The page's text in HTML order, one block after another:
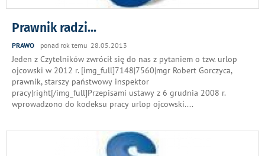
Prawnik radzi...
PRAWO ponad rok temu 28.05.2013
Jeden z Czytelników zwrócił się do nas z pytaniem o tzw. urlop
ojcowski w 2012 r. [img_full]7148|7560|mgr Robert Gorczyca,
prawnik, starszy państwowy inspektor
pracy|right[/img_full]Przepisami ustawy z 6 grudnia 2008 r.
wprowadzono do kodeksu pracy urlop ojcowski....